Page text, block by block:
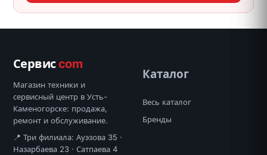
Сервисcom
Магазин техники и
сервисный центр в Усть-
Каменогорске: продажа,
ремонт и обслуживание.
📍 Три филиала: Ауэзова 35 ·
Назарбаева 23 · Сатпаева 4
Каталог
Весь каталог
Бренды